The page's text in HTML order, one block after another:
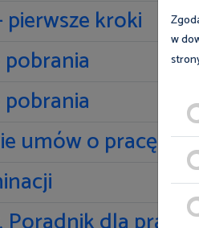
kroki
umów o pracę
w